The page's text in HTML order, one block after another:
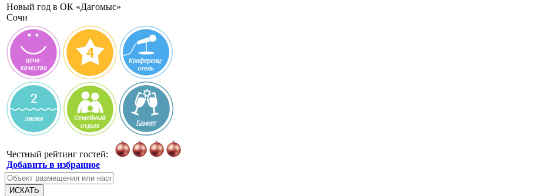
Новый год в ОК «Дагомыс»
Сочи
Честный рейтинг гостей:
Добавить в избранное
ИСКАТЬ